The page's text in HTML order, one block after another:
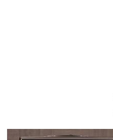
VOVOX VOX WALRUS AUDIO